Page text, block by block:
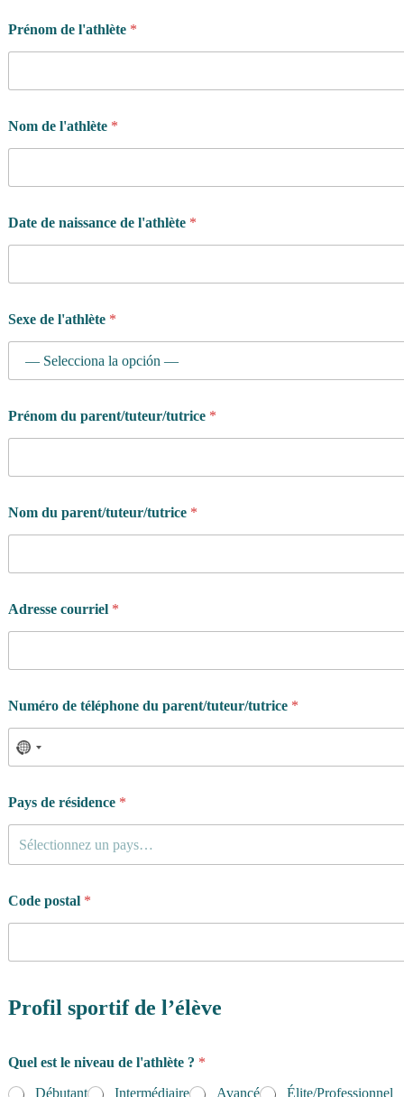
Prénom de l'athlète *
Nom de l'athlète *
Date de naissance de l'athlète *
Sexe de l'athlète *
Prénom du parent/tuteur/tutrice *
Nom du parent/tuteur/tutrice *
Adresse courriel *
Numéro de téléphone du parent/tuteur/tutrice *
Pays de résidence *
Sélectionnez un pays…
Code postal *
Profil sportif de l’élève
Quel est le niveau de l'athlète ? *
Débutant
Intermédiaire Avancé Élite/Professionnel